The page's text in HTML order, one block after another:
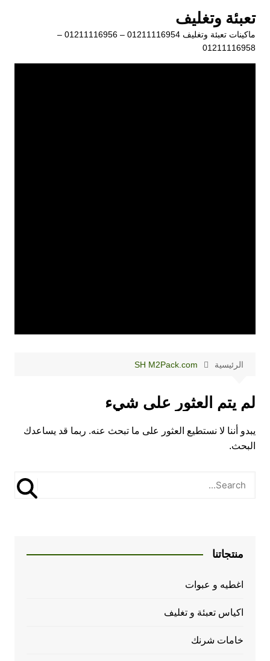
المحتوى
تعبئة وتغليف
ماكينات تعبئة وتغليف 01211116954 – 01211116956 –
01211116958
الرئيسية SH M2Pack.com
لم يتم العثور على شيء
يبدو أننا لا نستطيع العثور على ما تبحث عنه. ربما قد يساعدك
البحث.
منتجاتنا
اغطيه و عبوات
اكياس تعبئة و تغليف
خامات شرنك